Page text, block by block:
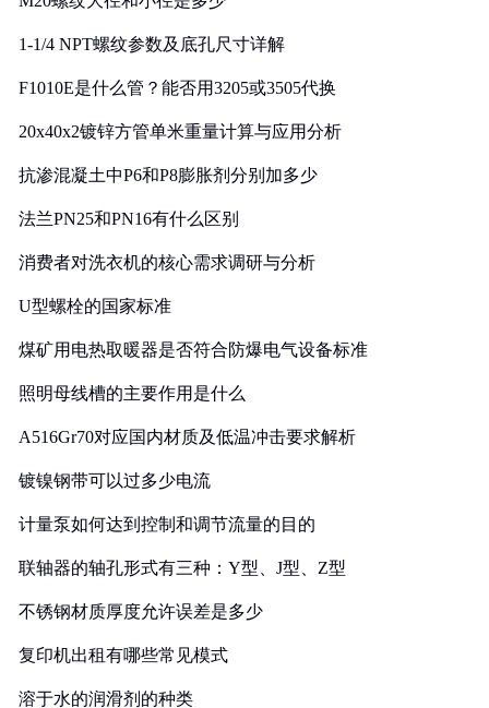
1-1/4 NPT螺纹参数及底孔尺寸详解
F1010E是什么管？能否用3205或3505代换
20x40x2镀锌方管单米重量计算与应用分析
抗渗混凝土中P6和P8膨胀剂分别加多少
法兰PN25和PN16有什么区别
消费者对洗衣机的核心需求调研与分析
U型螺栓的国家标准
煤矿用电热取暖器是否符合防爆电气设备标准
照明母线槽的主要作用是什么
A516Gr70对应国内材质及低温冲击要求解析
镀镍钢带可以过多少电流
计量泵如何达到控制和调节流量的目的
联轴器的轴孔形式有三种：Y型、J型、Z型
不锈钢材质厚度允许误差是多少
复印机出租有哪些常见模式
溶于水的润滑剂的种类